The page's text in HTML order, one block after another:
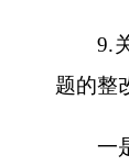
9.
题的整
一